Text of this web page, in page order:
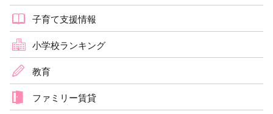
子育て支援情報
小学校ランキング
教育
ファミリー賃貸